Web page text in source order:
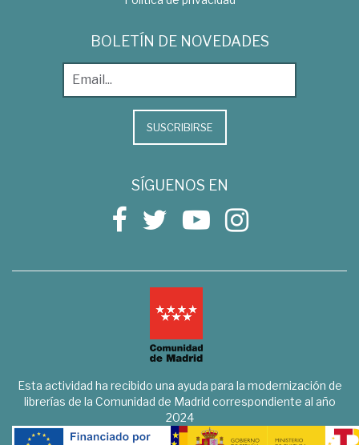
BOLETÍN DE NOVEDADES
SUSCRIBIRSE
SÍGUENOS EN
Esta actividad ha recibido una ayuda para la modernización de
librerías de la Comunidad de Madrid correspondiente al año
2024